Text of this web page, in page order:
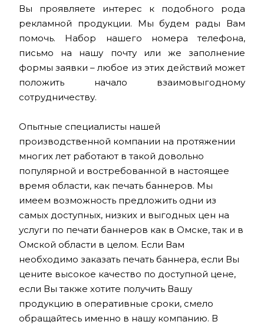
Вы проявляете интерес к подобного рода
рекламной продукции. Мы будем рады Вам
помочь. Набор нашего номера телефона,
письмо на нашу почту или же заполнение
формы заявки – любое из этих действий может
положить начало взаимовыгодному
сотрудничеству.
Опытные специалисты нашей
производственной компании на протяжении
многих лет работают в такой довольно
популярной и востребованной в настоящее
время области, как печать баннеров. Мы
имеем возможность предложить одни из
самых доступных, низких и выгодных цен на
услуги по печати баннеров как в Омске, так и в
Омской области в целом. Если Вам
необходимо заказать печать баннера, если Вы
цените высокое качество по доступной цене,
если Вы также хотите получить Вашу
продукцию в оперативные сроки, смело
обращайтесь именно в нашу компанию. В